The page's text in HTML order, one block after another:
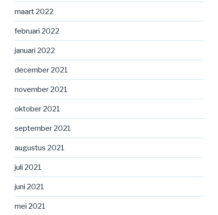
maart 2022
februari 2022
januari 2022
december 2021
november 2021
oktober 2021
september 2021
augustus 2021
juli 2021
juni 2021
mei 2021